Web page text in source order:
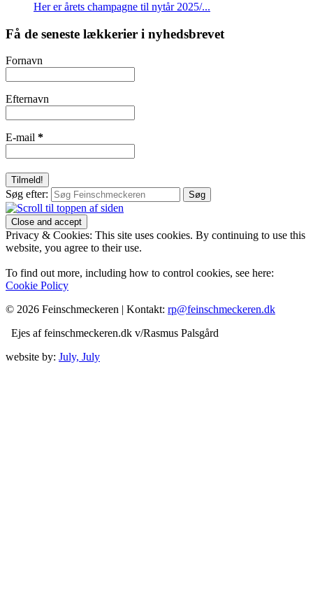
Her er årets champagne til nytår 2025/...
Få de seneste lækkerier i nyhedsbrevet
Fornavn
Efternavn
E-mail *
Søg efter:
Privacy & Cookies: This site uses cookies. By continuing to use this
website, you agree to their use.
To find out more, including how to control cookies, see here:
Cookie Policy
© 2026 Feinschmeckeren | Kontakt: rp@feinschmeckeren.dk
Ejes af feinschmeckeren.dk v/Rasmus Palsgård
website by: July, July